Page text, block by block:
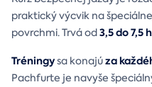
praktický výcvik na
povrchmi. Trvá od3,5 do 7,5
Tréningysa konajúza
Pachfurte je navyše